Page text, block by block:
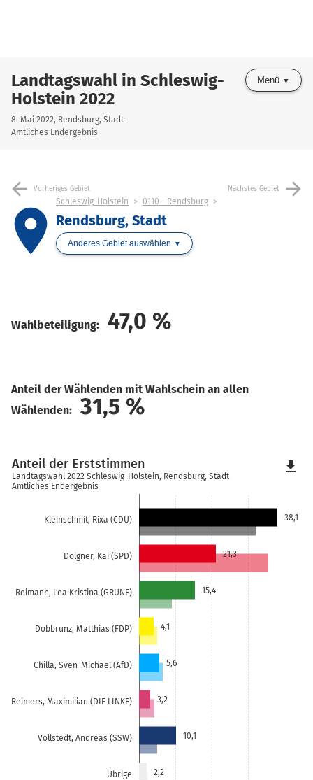
Landtagswahl in Schleswig-
Holstein 2022
8. Mai 2022, Rendsburg, Stadt
Amtliches Endergebnis
Menü
arrow_back Vorheriges Gebiet Nächstes Gebiet arrow_forward
place
Schleswig-Holstein 0110 - Rendsburg
Rendsburg, Stadt
Anderes Gebiet auswählen
Wahlbeteiligung: 47,0 %
Anteil der Wählenden mit Wahlschein an allen
Wählenden:
31,5 %
Kleinschmit, Rixa (CDU)
Dolgner, Kai (SPD)
Reimann, Lea Kristina (GRÜNE)
Dobbrunz, Matthias (FDP)
Chilla, Sven-Michael (AfD)
Reimers, Maximilian (DIE LINKE)
Vollstedt, Andreas (SSW)
Übrige
38,1
21,3
15,4
4,1
5,6
3,2
10,1
2,2
Anteil der Erststimmen
Landtagswahl 2022 Schleswig-Holstein, Rendsburg, Stadt
Amtliches Endergebnis
file_download